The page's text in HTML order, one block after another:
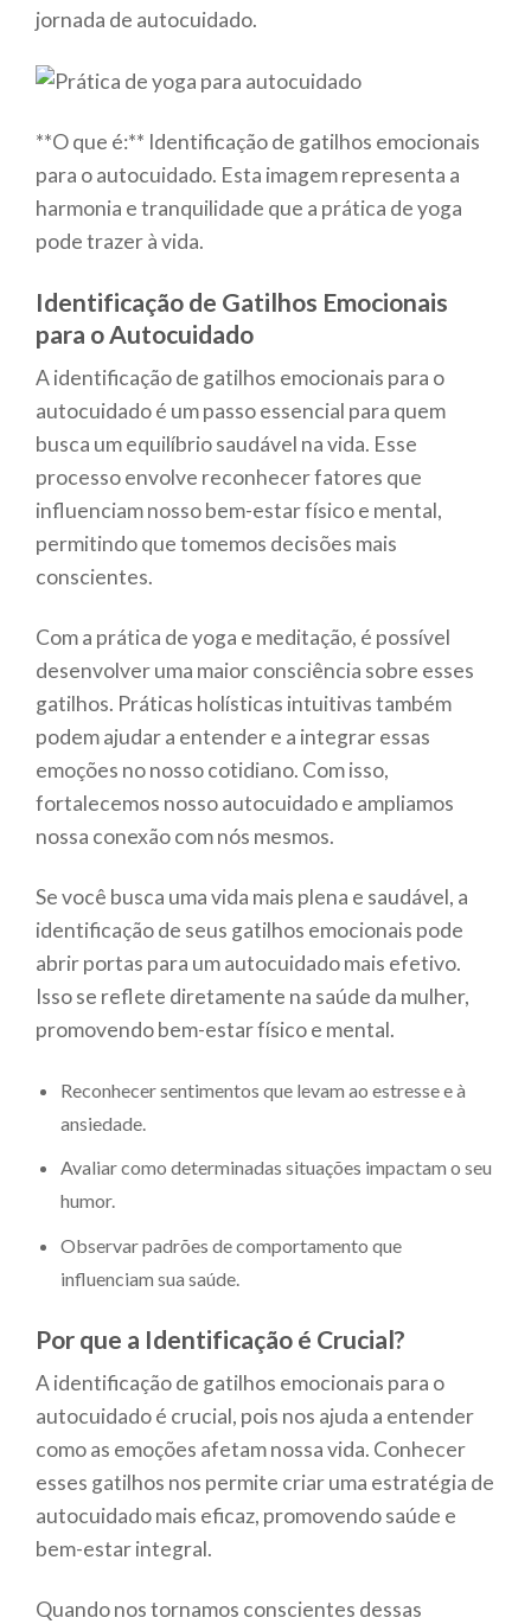
jornada de autocuidado.
**O que é:** Identificação de gatilhos emocionais
para o autocuidado. Esta imagem representa a
harmonia e tranquilidade que a prática de yoga
pode trazer à vida.
Identificação de Gatilhos Emocionais
para o Autocuidado
A identificação de gatilhos emocionais para o
autocuidado é um passo essencial para quem
busca um equilíbrio saudável na vida. Esse
processo envolve reconhecer fatores que
influenciam nosso bem-estar físico e mental,
permitindo que tomemos decisões mais
conscientes.
Com a prática de yoga e meditação, é possível
desenvolver uma maior consciência sobre esses
gatilhos. Práticas holísticas intuitivas também
podem ajudar a entender e a integrar essas
emoções no nosso cotidiano. Com isso,
fortalecemos nosso autocuidado e ampliamos
nossa conexão com nós mesmos.
Se você busca uma vida mais plena e saudável, a
identificação de seus gatilhos emocionais pode
abrir portas para um autocuidado mais efetivo.
Isso se reflete diretamente na saúde da mulher,
promovendo bem-estar físico e mental.
Reconhecer sentimentos que levam ao estresse e à
ansiedade.
Avaliar como determinadas situações impactam o seu
humor.
Observar padrões de comportamento que
influenciam sua saúde.
Por que a Identificação é Crucial?
A identificação de gatilhos emocionais para o
autocuidado é crucial, pois nos ajuda a entender
como as emoções afetam nossa vida. Conhecer
esses gatilhos nos permite criar uma estratégia de
autocuidado mais eficaz, promovendo saúde e
bem-estar integral.
Quando nos tornamos conscientes dessas